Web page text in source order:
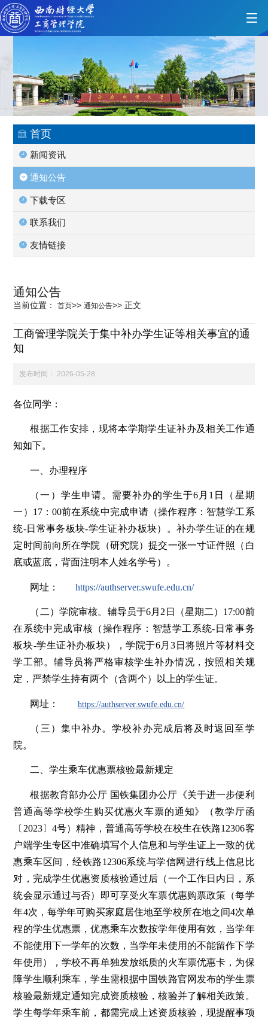
首页
学生发展
首页
新闻资讯
通知公告
下载专区
联系我们
友情链接
通知公告
当前位置：首页>> 通知公告>> 正文
工商管理学院关于集中补办学生证等相关事宜的通
知
发布时间： 2026-05-28
各位同学：
根据工作安排，现将本学期学生证补办及相关工作通
知如下。
一、办理程序
（一）学生申请。需要补办的学生于6月1日（星期
一）17：00前在系统中完成申请（操作程序： 智慧学工系
统-日常事务板块-学生证补办板块）。补办学生证的在规
定时间前向所在学院（研究院）提交一张一寸证件照（白
底或蓝底，背面注明本人姓名学号）。
网址： https://authserver.swufe.edu.cn/
（二）学院审核。辅导员于6月2日（星期二）17:00前
在系统中完成审核（操作程序：智慧学工系统-日常事务
板块-学生证补办板块），学院于6月3日将照片等材料交
学工部。辅导员将严格审核学生补办情况，按照相关规
定，严禁学生持有两个（含两个）以上的学生证。
网址： https://authserver.swufe.edu.cn/
（三）集中补办。学校补办完成后将及时返回至学
院。
二、学生乘车优惠票核验最新规定
根据教育部办公厅 国铁集团办公厅《关于进一步便利
普通高等学校学生购买优惠火车票的通知》（教学厅函
〔2023〕4号）精神，普通高等学校在校生在铁路12306客
户端学生专区中准确填写个人信息和与学生证上一致的优
惠乘车区间，经铁路12306系统与学信网进行线上信息比
对，完成学生优惠资质核验通过后（一个工作日内日，系
统会显示通过与否）即可享受火车票优惠购票政策（每学
年4次，每学年可购买家庭居住地至学校所在地之间4次单
程的学生优惠票，优惠乘车次数按学年使用有效，当学年
不能使用下一学年的次数，当学年未使用的不能留作下学
年使用），学校不再单独发放纸质的火车票优惠卡，为保
障学生顺利乘车，学生需根据中国铁路官网发布的学生票
核验最新规定通知完成资质核验，核验并了解相关政策。
学生每学年乘车前，都需完成上述资质核验，现提醒事项